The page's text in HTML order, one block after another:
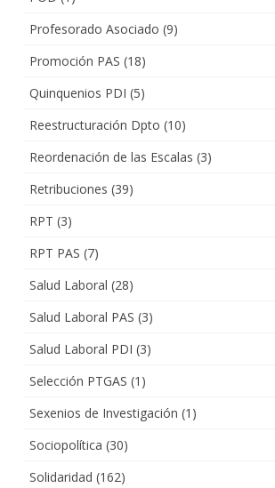
Profesorado Asociado (9)
Promoción PAS (18)
Quinquenios PDI (5)
Reestructuración Dpto (10)
Reordenación de las Escalas (3)
Retribuciones (39)
RPT (3)
RPT PAS (7)
Salud Laboral (28)
Salud Laboral PAS (3)
Salud Laboral PDI (3)
Selección PTGAS (1)
Sexenios de Investigación (1)
Sociopolítica (30)
Solidaridad (162)